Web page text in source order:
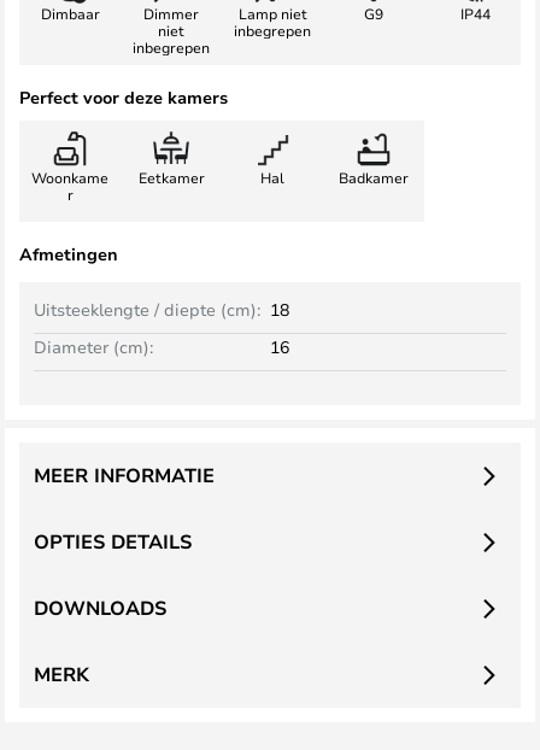
Dimbaar
Dimmer
niet
inbegrepen
Lamp niet
inbegrepen
G9 IP44
Perfect voor deze kamers
Woonkame
r
Eetkamer Hal Badkamer
Afmetingen
Uitsteeklengte / diepte (cm): 18
Diameter (cm):
16
OPTIES DETAILS
MEER INFORMATIE
DOWNLOADS
MERK